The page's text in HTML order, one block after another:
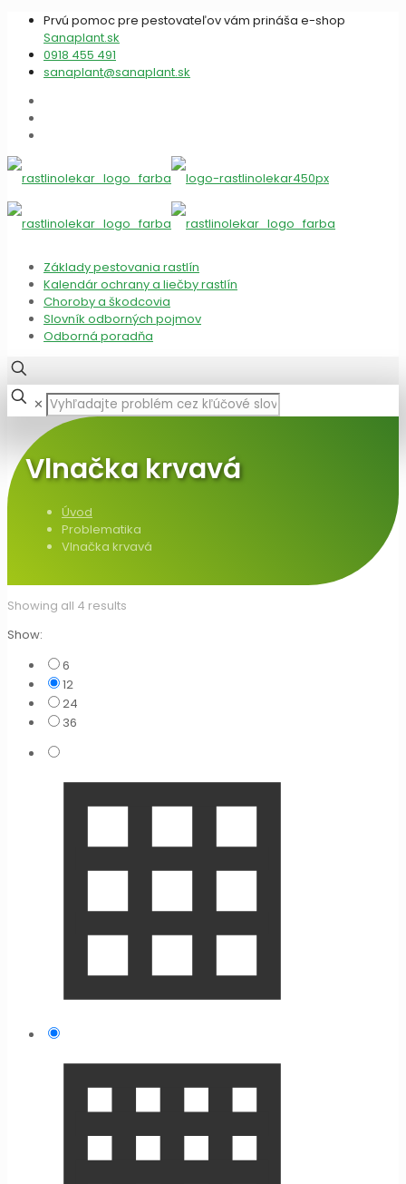
Prvú pomoc pre pestovateľov vám prináša e-shop
Sanaplant.sk
0918 455 491
sanaplant@sanaplant.sk
Základy pestovania rastlín
Kalendár ochrany a liečby rastlín
Choroby a škodcovia
Slovník odborných pojmov
Odborná poradňa
✕
Vlnačka krvavá
Úvod
Problematika
Vlnačka krvavá
Showing all 4 results
Show:
6
12
24
36